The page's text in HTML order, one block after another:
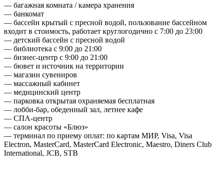
— багажная комната / камера хранения
— банкомат
— бассейн крытый с пресной водой, пользование бассейном
входит в стоимость, работает круглогодично с 7:00 до 23:00
— детский бассейн с пресной водой
— библиотека с 9:00 до 21:00
— бизнес-центр с 9:00 до 21:00
— бювет и источник на территории
— магазин сувениров
— массажный кабинет
— медицинский центр
— парковка открытая охраняемая бесплатная
— лобби-бар, обеденный зал, летнее кафе
— СПА-центр
— салон красоты «Блюз»
— терминал по приему оплат: по картам МИР, Visa, Visa
Electron, MasterCard, MasterCard Electronic, Maestro, Diners Club
International, JCB, STB